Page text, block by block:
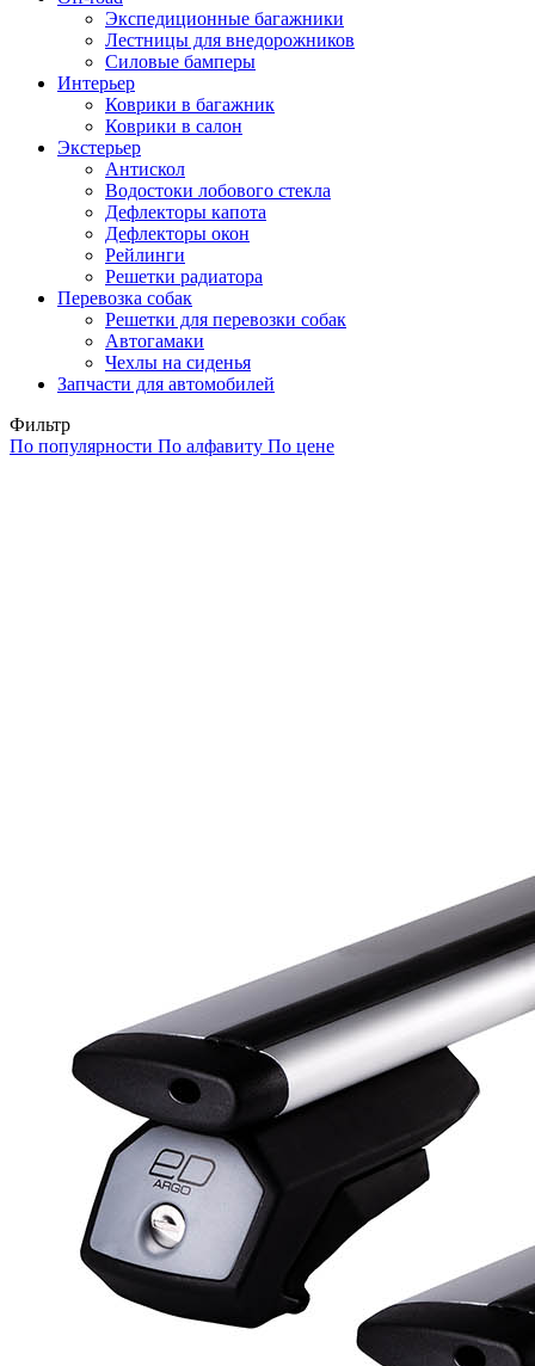
Экспедиционные багажники
Лестницы для внедорожников
Силовые бамперы
Интерьер
Коврики в багажник
Коврики в салон
Экстерьер
Антискол
Водостоки лобового стекла
Дефлекторы капота
Дефлекторы окон
Рейлинги
Решетки радиатора
Перевозка собак
Решетки для перевозки собак
Автогамаки
Чехлы на сиденья
Запчасти для автомобилей
Фильтр
По популярности По алфавиту По цене